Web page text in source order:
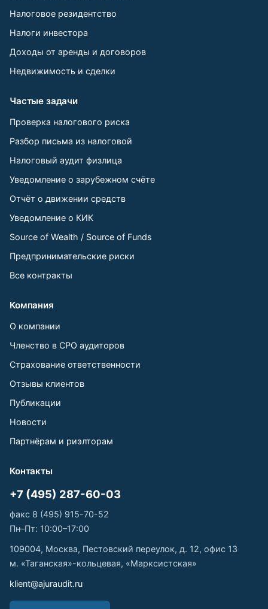
Налоговое резидентство
Налоги инвестора
Доходы от аренды и договоров
Недвижимость и сделки
Частые задачи
Проверка налогового риска
Разбор письма из налоговой
Налоговый аудит физлица
Уведомление о зарубежном счёте
Отчёт о движении средств
Уведомление о КИК
Source of Wealth / Source of Funds
Предпринимательские риски
Все контракты
Компания
О компании
Членство в СРО аудиторов
Страхование ответственности
Отзывы клиентов
Публикации
Новости
Партнёрам и риэлторам
Контакты
+7 (495) 287-60-03
факс 8 (495) 915-70-52
Пн–Пт: 10:00–17:00
109004, Москва, Пестовский переулок, д. 12, офис 13
м. «Таганская»-кольцевая, «Марксистская»
klient@ajuraudit.ru